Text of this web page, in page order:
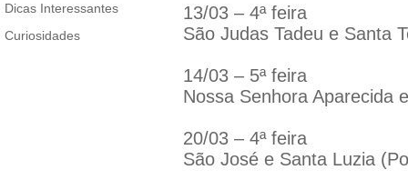
Dicas Interessantes
Curiosidades
13/03 – 4ª feira
São Judas Tadeu e Santa
14/03 – 5ª feira
Nossa Senhora Aparecida
20/03 – 4ª feira
São José e Santa Luzia